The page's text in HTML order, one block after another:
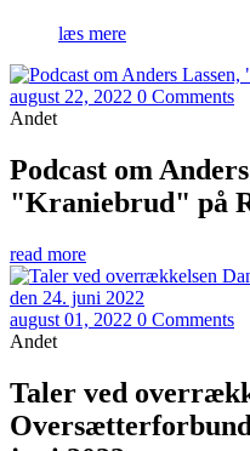
læs mere
august 22, 2022 0 Comments
Andet
Podcast om
"Kraniebrud" på
read more
august 01, 2022 0 Comments
Andet
Taler ved